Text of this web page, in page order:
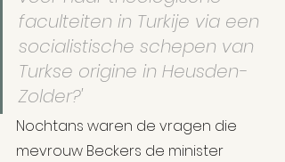
faculteiten in Turkije via een
socialistische schepen van
Turkse origine in Heusden-
Zolder?'
Nochtans waren de vragen die
mevrouw Beckers de minister